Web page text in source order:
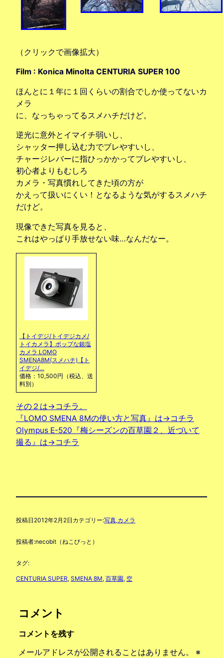
（クリックで画像拡大）
Film : Konica Minolta CENTURIA SUPER 100
ほんとに１年に１回くらいの割合でしか使ってないカ
メラ
に、なっちゃってるスメハチだけど。
逆光に意外とイマイチ弱いし、
シャッター押し込む力でブレやすいし、
チャージレバーに指ひっかかってブレやすいし、
初心者よりもむしろ
カメラ・写真慣れしてきた頃の方が
かえって扱いにくい！となるような気がするスメハチ
だけど。
現像できた写真を見ると、
これはやっぱり手放せない味…なんだなー。
【トイデジ/トイデジカメ/
トイカメラ】ポップな銀塩
カメラ LOMO
SMENA8M(スメハチ)【ト
イデジ/…
価格：10,500円（税込、送
料別）
その２は→コチラ。
『LOMO SMENA 8Mの使い方と写真』は→コチラ
Olympus E-520『梅シーズンの百草園２、近づいて
撮る』は→コチラ
投稿日 2012年2月2日 カテゴリー:写真,カメラ
投稿者:necobit（ねこびっと）
タグ:
CENTURIA SUPER, SMENA 8M, 百草園, 空
コメント
コメントを残す
メールアドレスが公開されることはありません。
※